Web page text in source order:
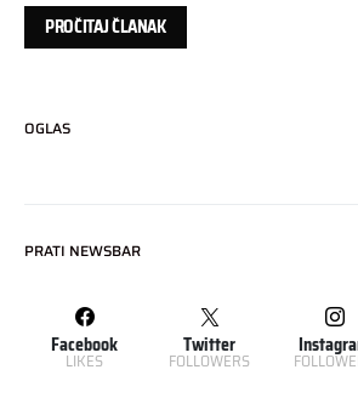
PROČITAJ ČLANAK
OGLAS
PRATI NEWSBAR
Facebook
LIKES
Twitter
FOLLOWERS